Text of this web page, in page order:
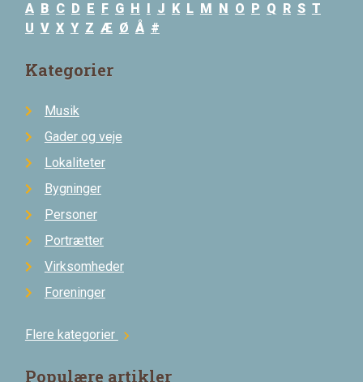
A B C D E F G H J K L M N O P Q R S T
U V X Y Z Æ Ø Å #
Kategorier
Musik
Gader og veje
Lokaliteter
Bygninger
Personer
Portrætter
Virksomheder
Foreninger
Flere kategorier chevron_right
Populære artikler